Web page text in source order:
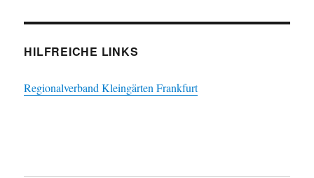
HILFREICHE LINKS
Regionalverband Kleingärten Frankfurt